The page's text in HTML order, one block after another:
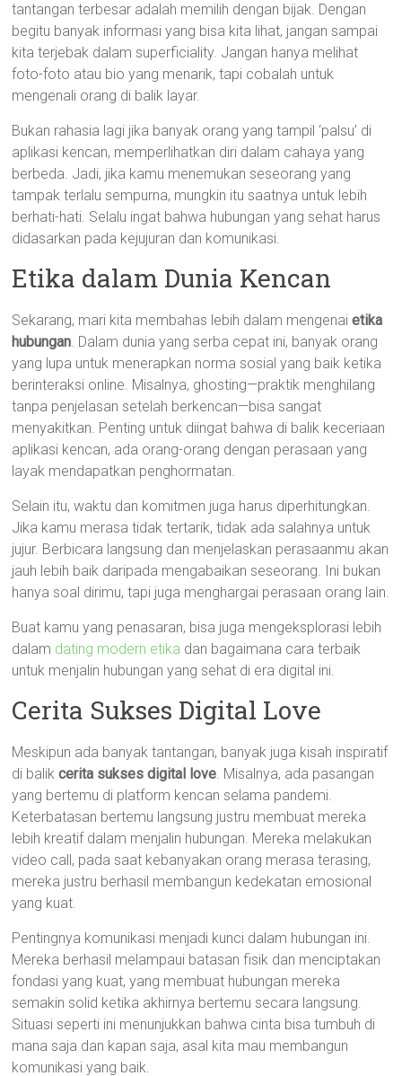
tantangan terbesar adalah memilih dengan bijak. Dengan
begitu banyak informasi yang bisa kita lihat, jangan sampai
kita terjebak dalam superficiality. Jangan hanya melihat
foto-foto atau bio yang menarik, tapi cobalah untuk
mengenali orang di balik layar.
Bukan rahasia lagi jika banyak orang yang tampil ‘palsu’ di
aplikasi kencan, memperlihatkan diri dalam cahaya yang
berbeda. Jadi, jika kamu menemukan seseorang yang
tampak terlalu sempurna, mungkin itu saatnya untuk lebih
berhati-hati. Selalu ingat bahwa hubungan yang sehat harus
didasarkan pada kejujuran dan komunikasi.
Etika dalam Dunia Kencan
Sekarang, mari kita membahas lebih dalam mengenaietika
hubungan. Dalam dunia yang serba cepat ini, banyak orang
yang lupa untuk menerapkan norma sosial yang baik ketika
berinteraksi online. Misalnya, ghosting—praktik menghilang
tanpa penjelasan setelah berkencan—bisa sangat
menyakitkan. Penting untuk diingat bahwa di balik keceriaan
aplikasi kencan, ada orang-orang dengan perasaan yang
layak mendapatkan penghormatan.
Selain itu, waktu dan komitmen juga harus diperhitungkan.
Jika kamu merasa tidak tertarik, tidak ada salahnya untuk
jujur. Berbicara langsung dan menjelaskan perasaanmu akan
jauh lebih baik daripada mengabaikan seseorang. Ini bukan
hanya soal dirimu, tapi juga menghargai perasaan orang lain.
Buat kamu yang penasaran, bisa juga mengeksplorasi lebih
dalam dating modern etika dan bagaimana cara terbaik
untuk menjalin hubungan yang sehat di era digital ini.
Cerita Sukses Digital Love
Meskipun ada banyak tantangan, banyak juga kisah inspiratif
di balikcerita sukses digital love. Misalnya, ada pasangan
yang bertemu di platform kencan selama pandemi.
Keterbatasan bertemu langsung justru membuat mereka
lebih kreatif dalam menjalin hubungan. Mereka melakukan
video call, pada saat kebanyakan orang merasa terasing,
mereka justru berhasil membangun kedekatan emosional
yang kuat.
Pentingnya komunikasi menjadi kunci dalam hubungan ini.
Mereka berhasil melampaui batasan fisik dan menciptakan
fondasi yang kuat, yang membuat hubungan mereka
semakin solid ketika akhirnya bertemu secara langsung.
Situasi seperti ini menunjukkan bahwa cinta bisa tumbuh di
mana saja dan kapan saja, asal kita mau membangun
komunikasi yang baik.